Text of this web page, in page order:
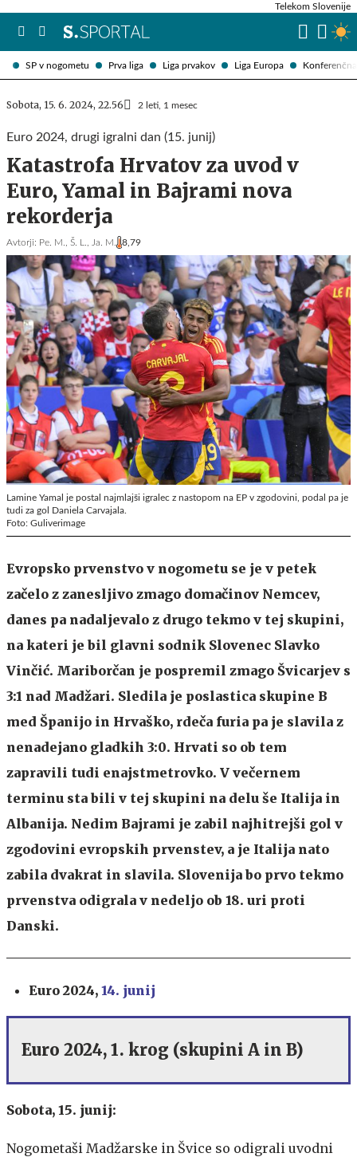
SP v nogometu Prva liga Liga prvakov Liga Europa
Telekom Slovenije
Sobota, 15. 6. 2024, 22.56 2 leti, 1 mesec
Euro 2024, drugi igralni dan (15. junij)
Katastrofa Hrvatov za uvod v
Euro, Yamal in Bajrami nova
rekorderja
Avtorji: Pe. M., Š. L., Ja. M. 8,79
Lamine Yamal je postal najmlajši igralec z nastopom na EP v zgodovini, podal pa je
tudi za gol Daniela Carvajala.
Foto: Guliverimage
Evropsko prvenstvo v nogometu se je v petek
začelo z zanesljivo zmago domačinov Nemcev,
danes pa nadaljevalo z drugo tekmo v tej skupini,
na kateri je bil glavni sodnik Slovenec Slavko
Vinčić. Mariborčan je pospremil zmago Švicarjev s
3:1 nad Madžari. Sledila je poslastica skupine B
med Španijo in Hrvaško, rdeča furia pa je slavila z
nenadejano gladkih 3:0. Hrvati so ob tem
zapravili tudi enajstmetrovko. V večernem
terminu sta bili v tej skupini na delu še Italija in
Albanija. Nedim Bajrami je zabil najhitrejši gol v
zgodovini evropskih prvenstev, a je Italija nato
zabila dvakrat in slavila. Slovenija bo prvo tekmo
prvenstva odigrala v nedeljo ob 18. uri proti
Danski.
Euro 2024, 14. junij
Euro 2024, 1. krog (skupini A in B)
Sobota, 15. junij:
Nogometaši Madžarske in Švice so odigrali uvodni